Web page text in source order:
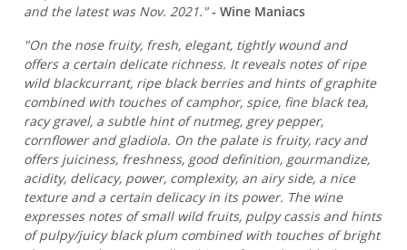
and the latest was Nov. 2021."- Wine Maniacs
"On the nose fruity, fresh, elegant, tightly wound and
offers a certain delicate richness. It reveals notes of ripe
wild blackcurrant, ripe black berries and hints of graphite
combined with touches of camphor, spice, fine black tea,
racy gravel, a subtle hint of nutmeg, grey pepper,
cornflower and gladiola. On the palate is fruity, racy and
offers juiciness, freshness, good definition, gourmandize,
acidity, delicacy, power, complexity, an airy side, a nice
texture and a certain delicacy in its power. The wine
expresses notes of small wild fruits, pulpy cassis and hints
of pulpy/juicy black plum combined with touches of bright